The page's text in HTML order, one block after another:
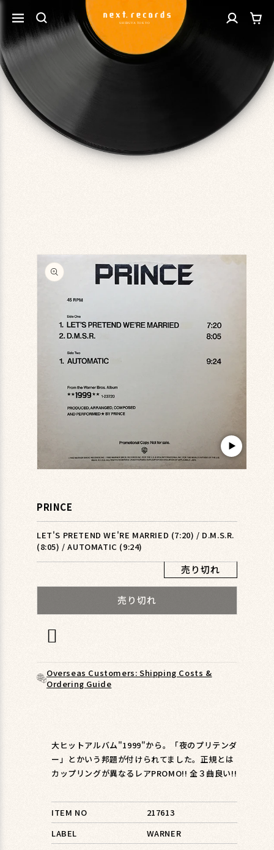
ンツに
進む
グ
イ
ー
商品情
報にス
キップ
ル
で
メ
デ
ィ
を
く
▶︎
PRINCE
LET'S PRETEND WE'RE MARRIED (7:20) / D.M.S.R.
(8:05) / AUTOMATIC (9:24)
売り切れ
売り切れ
Overseas Customers: Shipping Costs &
Ordering Guide
大ヒットアルバム"1999"から。「夜のプリテンダ
ー」とかいう邦題が付けられてました。正規とは
カップリングが異なるレアPROMO!! 全３曲良い!!
ITEM NO
217613
LABEL
WARNER